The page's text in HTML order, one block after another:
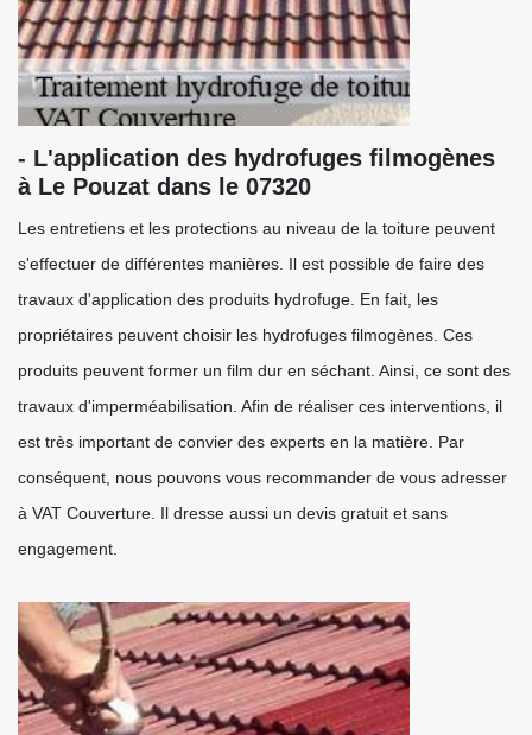
- L'application des hydrofuges filmogènes
à Le Pouzat dans le 07320
Les entretiens et les protections au niveau de la toiture peuvent
s'effectuer de différentes manières. Il est possible de faire des
travaux d'application des produits hydrofuge. En fait, les
propriétaires peuvent choisir les hydrofuges filmogènes. Ces
produits peuvent former un film dur en séchant. Ainsi, ce sont des
travaux d'imperméabilisation. Afin de réaliser ces interventions, il
est très important de convier des experts en la matière. Par
conséquent, nous pouvons vous recommander de vous adresser
à VAT Couverture. Il dresse aussi un devis gratuit et sans
engagement.